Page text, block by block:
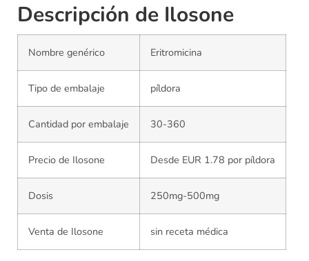
Descripción de Ilosone
Nombre genérico Eritromicina
Tipo de embalaje píldora
Cantidad por embalaje 30-360
Precio de Ilosone Desde EUR 1.78 por píldora
Dosis 250mg-500mg
Venta de Ilosone sin receta médica